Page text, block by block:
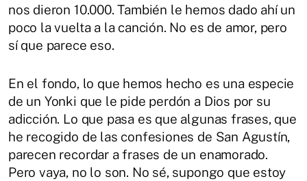
nos dieron 10.000. También le hemos dado ahí un
poco la vuelta a la canción. No es de amor, pero
sí que parece eso.
En el fondo, lo que hemos hecho es una especie
de un Yonki que le pide perdón a Dios por su
adicción. Lo que pasa es que algunas frases, que
he recogido de las confesiones de San Agustín,
parecen recordar a frases de un enamorado.
Pero vaya, no lo son. No sé, supongo que estoy